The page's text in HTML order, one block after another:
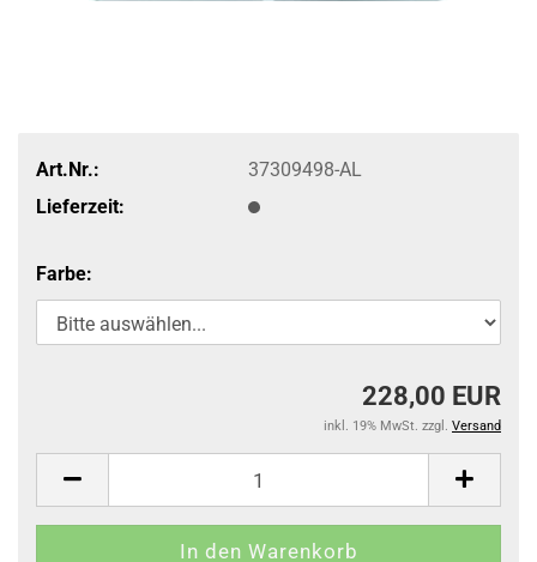
Art.Nr.:
37309498-AL
Lieferzeit:
Farbe:
228,00 EUR
inkl. 19% MwSt. zzgl. Versand